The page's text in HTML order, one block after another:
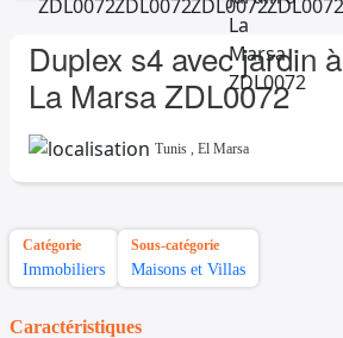
Duplex s4 avec jardin à
La Marsa ZDL0072
Tunis , El Marsa
Catégorie
Immobiliers
Sous-catégorie
Maisons et Villas
Caractéristiques